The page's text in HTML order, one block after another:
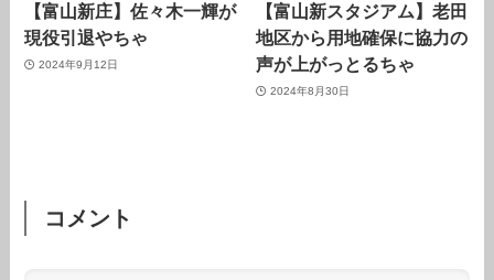
【富山新庄】佐々木一輝が
現役引退やちゃ
2024年9月12日
【富山新スタジアム】老田
地区から用地確保に協力の
声が上がっとるちゃ
2024年8月30日
コメント